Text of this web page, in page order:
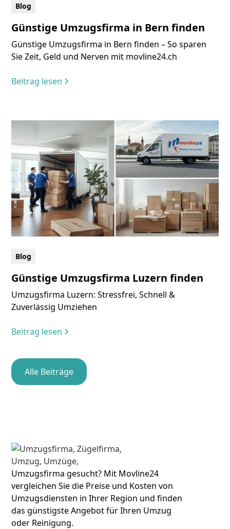
Blog
Günstige Umzugsfirma in Bern finden
Günstige Umzugsfirma in Bern finden – So sparen
Sie Zeit, Geld und Nerven mit movline24.ch
Beitrag lesen
Blog
Günstige Umzugsfirma Luzern finden
Umzugsfirma Luzern: Stressfrei, Schnell &
Zuverlässig Umziehen
Beitrag lesen
Alle Beiträge
Umzugsfirma gesucht? Mit Movline24
vergleichen Sie die Preise und Kosten von
Umzugsdiensten in Ihrer Region und finden
das günstigste Angebot für Ihren Umzug
oder Reinigung.